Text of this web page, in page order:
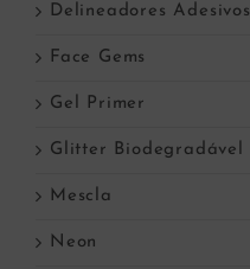
Delineadores Adesivos
Face Gems
Gel Primer
Glitter Biodegradável
Mescla
Neon